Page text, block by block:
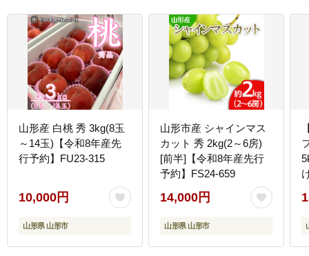
山形産 白桃 秀 3kg(8玉
～14玉)【令和8年産先
行予約】FU23-315
10,000円
山形県 山形市
山形市産 シャインマス
カット 秀 2kg(2～6房)
[前半]【令和8年産先行
予約】FS24-659
14,000円
山形県 山形市